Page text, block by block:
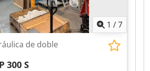
mediante pantalla, tipo CNC50
S5-95U Chjdpfx Aqjzi D R Aoqea
acuerdo. Venta sin garantía ni
1 /7
de doble
300 S